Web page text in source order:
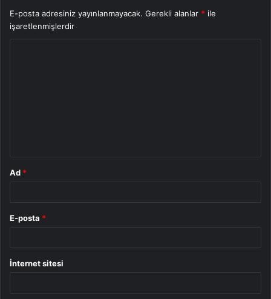
E-posta adresiniz yayınlanmayacak. Gerekli alanlar * ile
işaretlenmişlerdir
Ad *
E-posta *
İnternet sitesi